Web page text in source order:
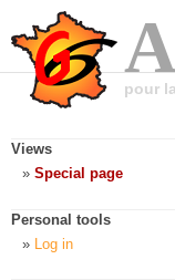
pour
Views
Special page
Personal tools
Log in